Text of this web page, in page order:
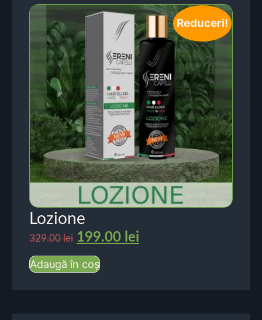
Reduceri!
Lozione
329.00lei 199.00 lei
Adaugă în coș